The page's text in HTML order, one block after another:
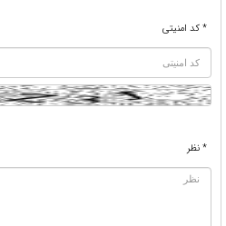
* کد امنیتی
* نظر